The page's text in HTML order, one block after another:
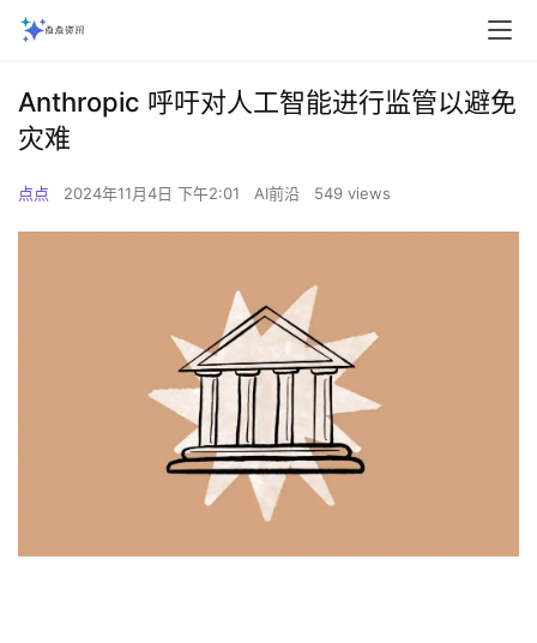
Anthropic 呼吁对人工智能进行监管以避免
灾难
点点 2024年11月4日 下午2:01 AI前沿 549 views